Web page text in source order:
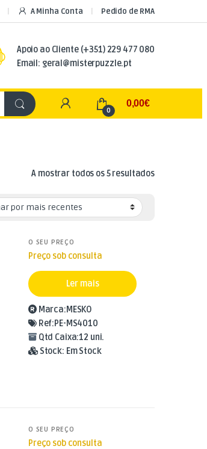
A Minha Conta Pedido de RMA
Apoio ao Cliente(+351) 229 477 080
Email: geral@misterpuzzle.pt
My Account
0
0,00€
A mostrar todos os 5 resultadosOrdenado
O SEU PREÇO
Preço sob consulta
Ler mais
Marca:MESKO
Ref:PE-MS4010
Qtd Caixa:12 uni.
Stock: Em Stock
O SEU PREÇO
Preço sob consulta